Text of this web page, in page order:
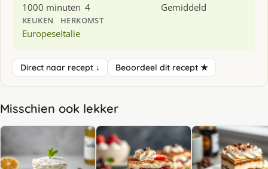
1000 minuten 4 Gemiddeld
KEUKEN
Europese
HERKOMST
Italie
Direct naar recept ↓ Beoordeel dit recept ★
Misschien ook lekker